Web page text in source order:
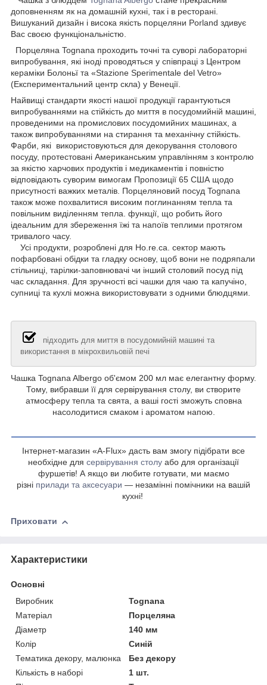
доповненням як на домашній кухні, так і в ресторані.
Вишуканий дизайн і висока якість порцеляни Porland здивує
Вас своєю функціональністю.
Порцеляна Tognana проходить точні та суворі лабораторні
випробування, які іноді проводяться у співпраці з Центром
кераміки Болоньї та «Stazione Sperimentale del Vetro»
(Експериментальний центр скла) у Венеції.
Найвищі стандарти якості нашої продукції гарантуються
випробуваннями на стійкість до миття в посудомийній машині,
проведеними на промислових посудомийних машинах, а
також випробуваннями на стирання та механічну стійкість.
Фарби, які використовуються для декорування столового
посуду, протестовані Американським управлінням з контролю
за якістю харчових продуктів і медикаментів і повністю
відповідають суворим вимогам Пропозиції 65 США щодо
присутності важких металів. Порцеляновий посуд Tognana
також може похвалитися високим поглинанням тепла та
повільним виділенням тепла. функції, що робить його
ідеальним для збереження їжі та напоїв теплими протягом
тривалого часу.
Усі продукти, розроблені для Ho.re.ca. сектор мають
пофарбовані обідки та гладку основу, щоб вони не подряпали
стільниці, тарілки-заповнювачі чи інший столовий посуд під
час складання. Для зручності всі чашки для чаю та капучіно,
супниці та кухлі можна використовувати з одними блюдцями.
підходить для миття в посудомийній машині та
використання в мікрохвильовій печі
Чашка Tognana Albergo об'ємом 200 мл має елегантну форму.
Тому, вибравши її для сервірування столу, ви створите
атмосферу тепла та свята, а ваші гості зможуть сповна
насолодитися смаком і ароматом напою.
Інтернет-магазин «A-Flux» дасть вам змогу підібрати все
необхідне для сервірування столу або для організації
фуршетів! А якщо ви любите готувати, ми маємо
різні прилади та аксесуари — незамінні помічники на вашій
кухні!
Приховати
Характеристики
Основні
Виробник
Tognana
Матеріал
Порцеляна
Діаметр
140 мм
Колір
Синій
Тематика декору, малюнка
Без декору
Кількість в наборі
1 шт.